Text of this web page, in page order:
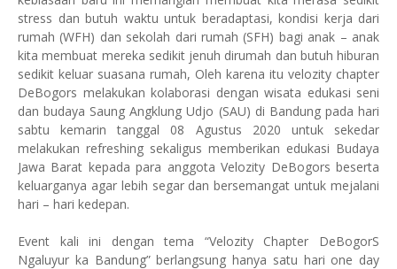
stress dan butuh waktu untuk beradaptasi, kondisi kerja dari
rumah (WFH) dan sekolah dari rumah (SFH) bagi anak – anak
kita membuat mereka sedikit jenuh dirumah dan butuh hiburan
sedikit keluar suasana rumah, Oleh karena itu velozity chapter
DeBogors melakukan kolaborasi dengan wisata edukasi seni
dan budaya Saung Angklung Udjo (SAU) di Bandung pada hari
sabtu kemarin tanggal 08 Agustus 2020 untuk sekedar
melakukan refreshing sekaligus memberikan edukasi Budaya
Jawa Barat kepada para anggota Velozity DeBogors beserta
keluarganya agar lebih segar dan bersemangat untuk mejalani
hari – hari kedepan.
Event kali ini dengan tema “Velozity Chapter DeBogorS
Ngaluyur ka Bandung” berlangsung hanya satu hari one day